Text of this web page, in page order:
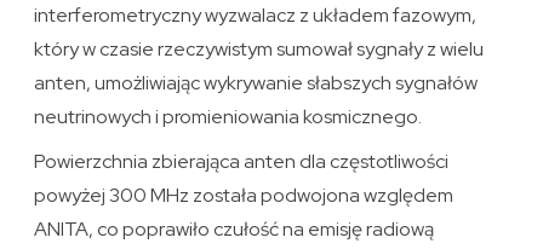
interferometryczny wyzwalacz z układem fazowym,
który w czasie rzeczywistym sumował sygnały z wielu
anten, umożliwiając wykrywanie słabszych sygnałów
neutrinowych i promieniowania kosmicznego.
Powierzchnia zbierająca anten dla częstotliwości
powyżej 300 MHz została podwojona względem
ANITA, co poprawiło czułość na emisję radiową